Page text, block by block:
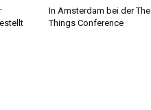
In Amsterdam bei der The
Things Conference